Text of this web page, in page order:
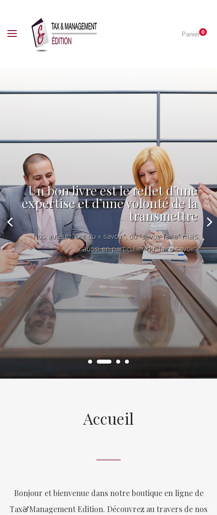
Panier0
Un bon livre est le reflet d’une
expertise et d’une volonté de la
transmettre
Nos auteurs ont du « savoir", du "savoir faire" mais
aussi en particulier du "faire savoir"
Accueil
Bonjour et bienvenue dans notre boutique en ligne de
Tax&Management Edition. Découvrez au travers de nos